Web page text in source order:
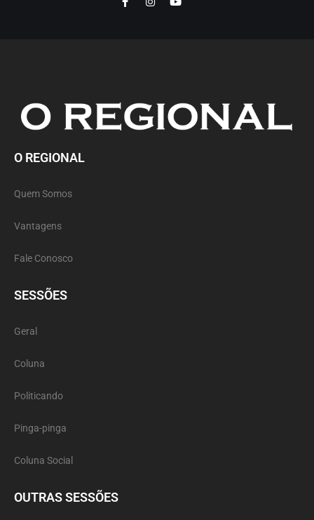
O REGIONAL
Quem Somos
Vantagens
Fale Conosco
SESSÕES
Geral
Coluna
Politicando
Pinga-pinga
Coluna Social
OUTRAS SESSÕES